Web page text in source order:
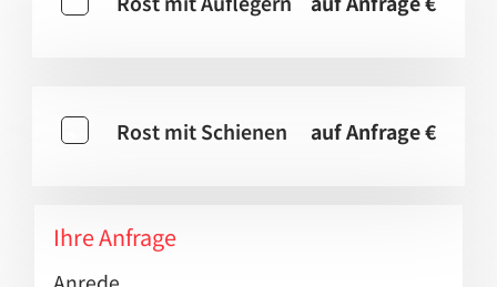
Rost mit Schienen auf Anfrage €
Ihre Anfrage